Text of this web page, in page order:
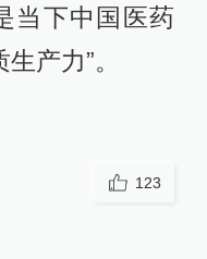
当下中国医药
产力”。
123